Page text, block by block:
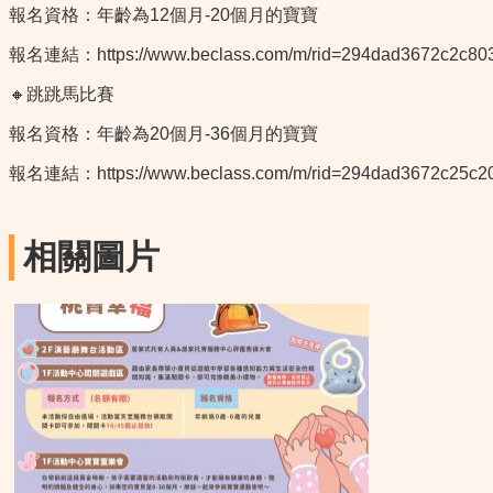
報名資格：年齡為12個月-20個月的寶寶
報名連結： https://www.beclass.com/m/
🔸跳跳馬比賽
報名資格：年齡為20個月-36個月的寶寶
報名連結： https://www.beclass.com/m/
相關圖片